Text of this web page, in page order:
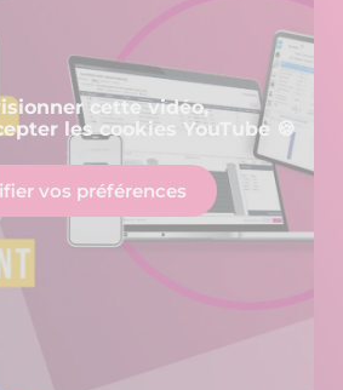
cette vidéo,
les cookies YouTube 🍪
vos préférences